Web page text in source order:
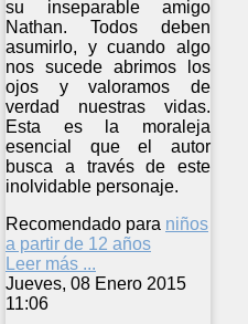
su inseparable amigo
Nathan. Todos deben
asumirlo, y cuando algo
nos sucede abrimos los
ojos y valoramos de
verdad nuestras vidas.
Esta es la moraleja
esencial que el autor
busca a través de este
inolvidable personaje.
Recomendado para niños
a partir de 12 años
Leer más ...
Jueves, 08 Enero 2015
11:06